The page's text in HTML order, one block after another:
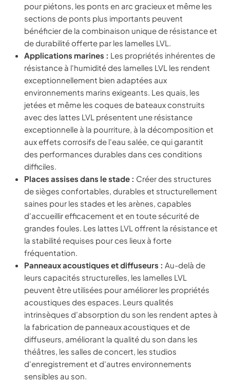
pour piétons, les ponts en arc gracieux et même les
sections de ponts plus importants peuvent
bénéficier de la combinaison unique de résistance et
de durabilité offerte par les lamelles LVL.
Applications marines : Les propriétés inhérentes de
résistance à l'humidité des lamelles LVL les rendent
exceptionnellement bien adaptées aux
environnements marins exigeants. Les quais, les
jetées et même les coques de bateaux construits
avec des lattes LVL présentent une résistance
exceptionnelle à la pourriture, à la décomposition et
aux effets corrosifs de l'eau salée, ce qui garantit
des performances durables dans ces conditions
difficiles.
Places assises dans le stade : Créer des structures
de sièges confortables, durables et structurellement
saines pour les stades et les arènes, capables
d'accueillir efficacement et en toute sécurité de
grandes foules. Les lattes LVL offrent la résistance et
la stabilité requises pour ces lieux à forte
fréquentation.
Panneaux acoustiques et diffuseurs : Au-delà de
leurs capacités structurelles, les lamelles LVL
peuvent être utilisées pour améliorer les propriétés
acoustiques des espaces. Leurs qualités
intrinsèques d'absorption du son les rendent aptes à
la fabrication de panneaux acoustiques et de
diffuseurs, améliorant la qualité du son dans les
théâtres, les salles de concert, les studios
d'enregistrement et d'autres environnements
sensibles au son.